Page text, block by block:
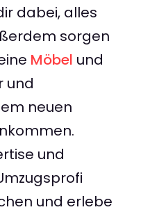
dabei, alles
sorgen
Möbel und
und
neuen
und
und erlebe